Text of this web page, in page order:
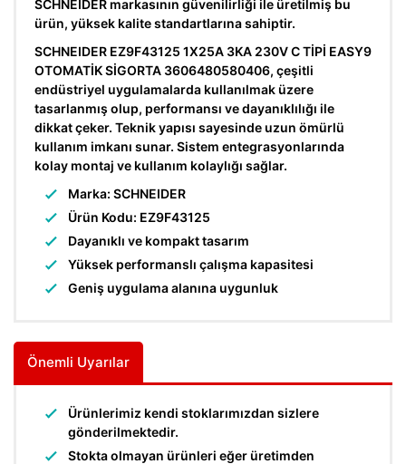
SCHNEIDER markasının güvenilirliği ile üretilmiş bu
ürün, yüksek kalite standartlarına sahiptir.
SCHNEIDER EZ9F43125 1X25A 3KA 230V C TİPİ EASY9
OTOMATİK SİGORTA 3606480580406, çeşitli
endüstriyel uygulamalarda kullanılmak üzere
tasarlanmış olup, performansı ve dayanıklılığı ile
dikkat çeker. Teknik yapısı sayesinde uzun ömürlü
kullanım imkanı sunar. Sistem entegrasyonlarında
kolay montaj ve kullanım kolaylığı sağlar.
Marka: SCHNEIDER
Ürün Kodu: EZ9F43125
Dayanıklı ve kompakt tasarım
Yüksek performanslı çalışma kapasitesi
Geniş uygulama alanına uygunluk
Önemli Uyarılar
Ürünlerimiz kendi stoklarımızdan sizlere
gönderilmektedir.
Stokta olmayan ürünleri eğer üretimden
Parafudr
Röle & Aksesuarları
Silindirik Sigorta
Sinyal Lambası
Solid State Röle
Termik Röle
YARDIMCI KONTAK
Yumuşak Yolvericiler
Zaman Saati